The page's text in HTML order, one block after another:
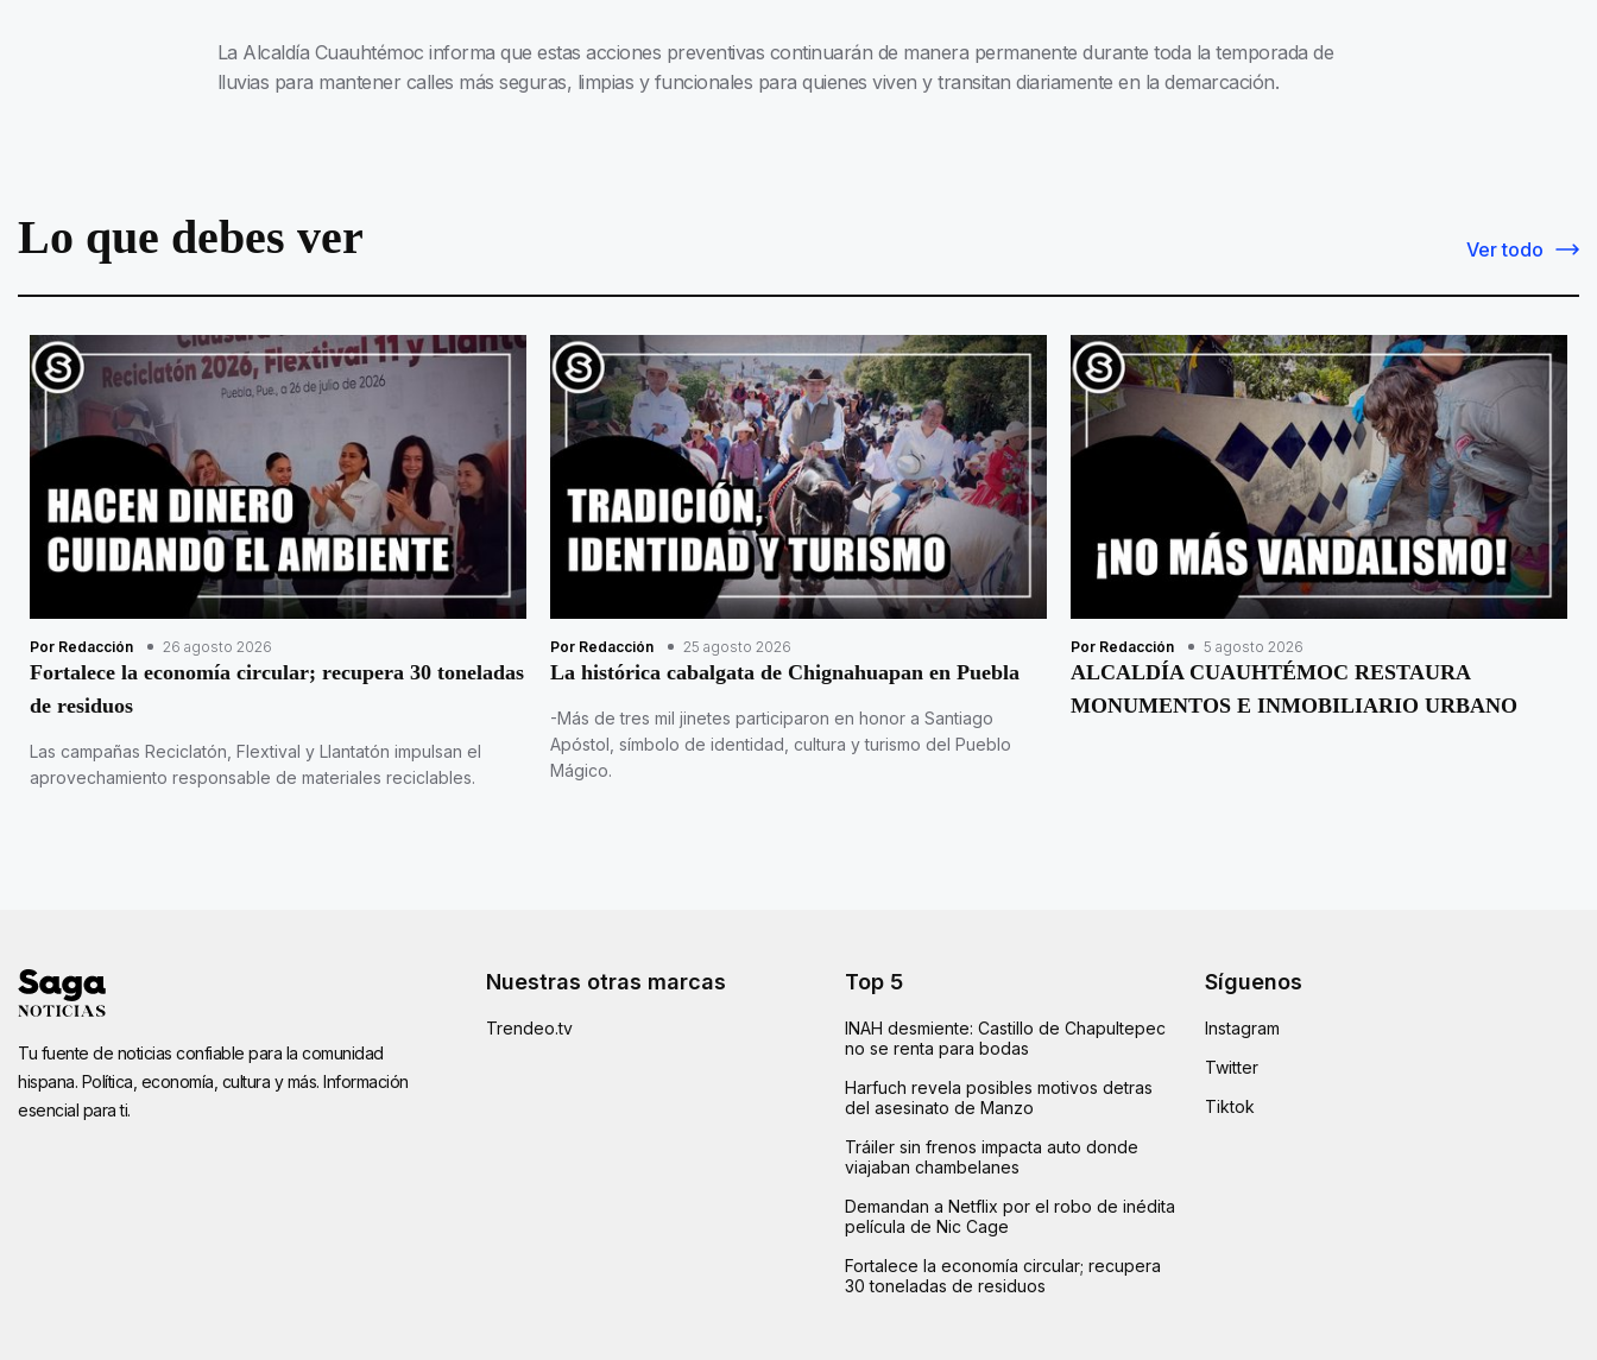
La Alcaldía Cuauhtémoc informa que estas acciones preventivas continuarán de manera permanente durante toda la temporada de
lluvias para mantener calles más seguras, limpias y funcionales para quienes viven y transitan diariamente en la demarcación.
Lo que debes ver Ver todo
Por Redacción 26 agosto 2026
Fortalece la economía circular; recupera 30 toneladas
de residuos
Las campañas Reciclatón, Flextival y Llantatón impulsan el
aprovechamiento responsable de materiales reciclables.
Por Redacción 25 agosto 2026
La histórica cabalgata de Chignahuapan en Puebla
-Más de tres mil jinetes participaron en honor a Santiago
Apóstol, símbolo de identidad, cultura y turismo del Pueblo
Mágico.
Por Redacción 5 agosto 2026
ALCALDÍA CUAUHTÉMOC RESTAURA
MONUMENTOS E INMOBILIARIO URBANO
Tu fuente de noticias confiable para la comunidad
hispana. Política, economía, cultura y más. Información
esencial para ti.
Nuestras otras marcas
Trendeo.tv
Top 5
INAH desmiente: Castillo de Chapultepec
no se renta para bodas
Harfuch revela posibles motivos detras
del asesinato de Manzo
Tráiler sin frenos impacta auto donde
viajaban chambelanes
Demandan a Netflix por el robo de inédita
película de Nic Cage
Fortalece la economía circular; recupera
30 toneladas de residuos
Síguenos
Instagram
Twitter
Tiktok